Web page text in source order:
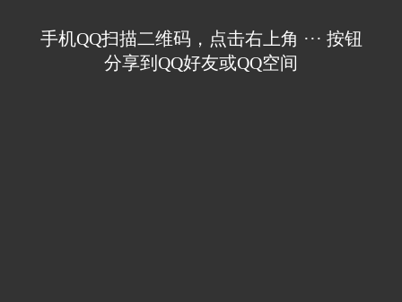
手机QQ扫描二维码，点击右上角 ··· 按钮
分享到QQ好友或QQ空间